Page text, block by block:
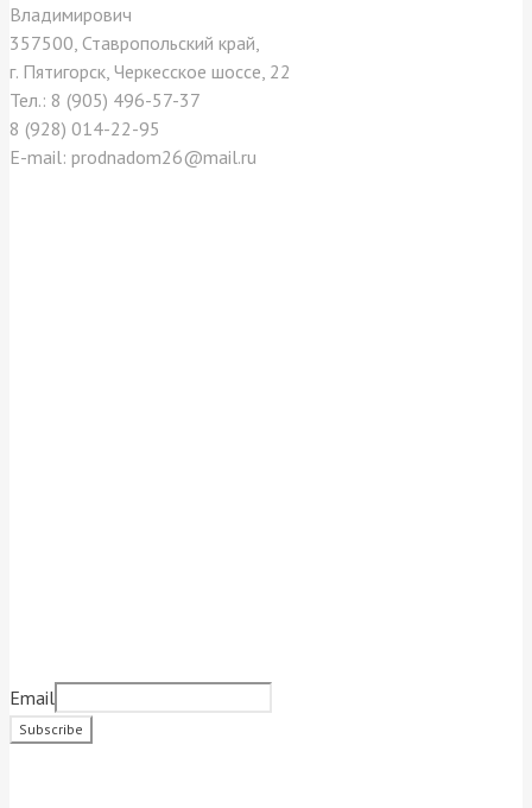
Владимирович
357500, Ставропольский край,
г. Пятигорск, Черкесское шоссе, 22
Тел.: 8 (905) 496-57-37
8 (928) 014-22-95
E-mail: prodnadom26@mail.ru
Email